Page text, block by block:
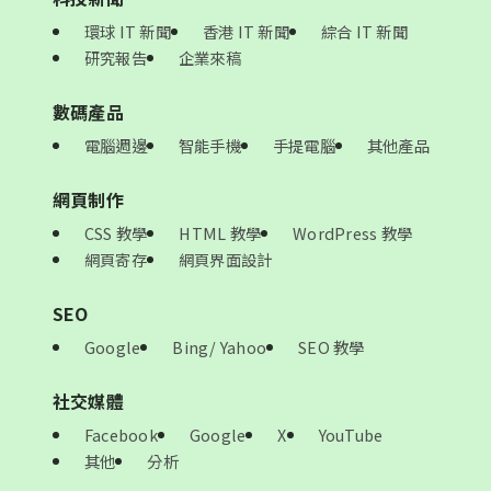
環球 IT 新聞 香港 IT 新聞
綜合 IT 新聞
研究報告
企業來稿
數碼產品
電腦週邊 智能手機 手提電腦 其他產品
網頁制作
CSS 教學 HTML 教學
WordPress 教學
網頁寄存
網頁界面設計
SEO
Google Bing/ Yahoo SEO 教學
社交媒體
Facebook Google X
YouTube
其他
分析